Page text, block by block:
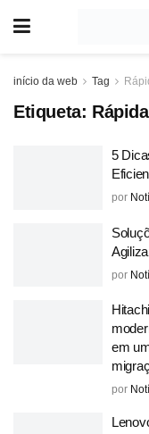
início da web Tag
Etiqueta:
5
por
por
em
por